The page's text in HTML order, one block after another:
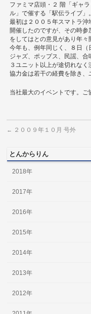
ファミマ店頭・２ 階「ギャ
ル」で催する「駅伝ライブ」。
最初は２００５年スマトラ
開催したのですが、その時
をしてはとの意見があり年々
今年も、例年同じく、８日（
ジャズ、ポップス、民謡、
３ユニット以上が途切れなく
協力金は若干の経費を除き、
当社最大のイベントです。ご
← ２００９年１０月 号外
とんからりん
2018年
2017年
2016年
2015年
2014年
2013年
2012年